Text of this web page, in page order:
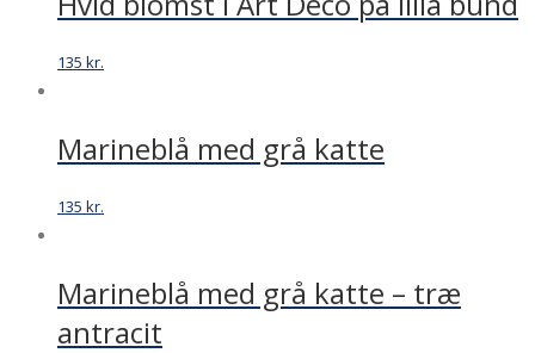
135 kr.
Marineblå med grå katte
135 kr.
Marineblå med grå katte – træ
antracit